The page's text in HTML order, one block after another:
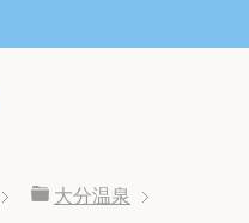
大分温泉